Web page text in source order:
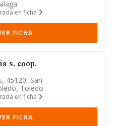
en ficha
FICHA
s. coop.
45120, San
Toledo
en ficha
FICHA